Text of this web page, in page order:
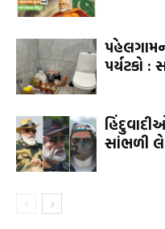
પર્યટકો :
સાંભળી